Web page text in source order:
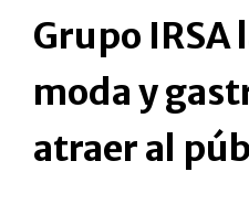
Grupo IRSA
moda y
atraer al